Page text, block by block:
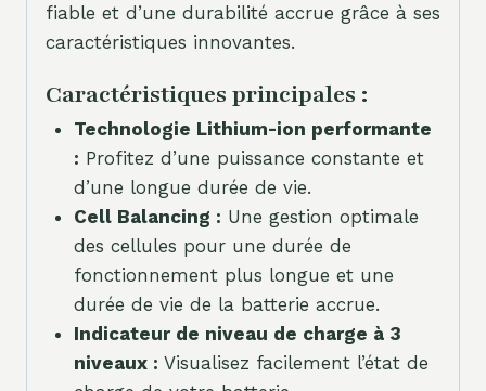
fiable et d’une durabilité accrue grâce à ses
caractéristiques innovantes.
Caractéristiques principales :
Technologie Lithium-ion performante
: Profitez d’une puissance constante et
d’une longue durée de vie.
Cell Balancing : Une gestion optimale
des cellules pour une durée de
fonctionnement plus longue et une
durée de vie de la batterie accrue.
Indicateur de niveau de charge à 3
niveaux : Visualisez facilement l’état de